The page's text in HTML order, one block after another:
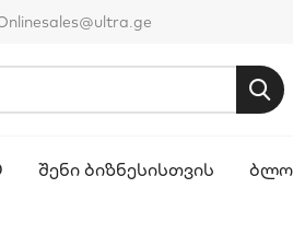
ᲨᲔᲜᲘ ᲑᲘᲖᲜᲔᲡᲘᲡᲗᲕᲘᲡ